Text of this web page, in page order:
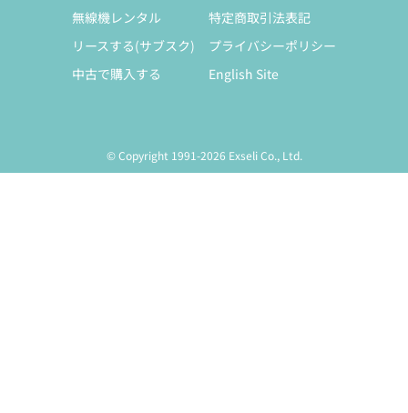
無線機レンタル
リースする(サブスク)
中古で購入する
特定商取引法表記
プライバシーポリシー
English Site
© Copyright 1991-2026 Exseli Co., Ltd.